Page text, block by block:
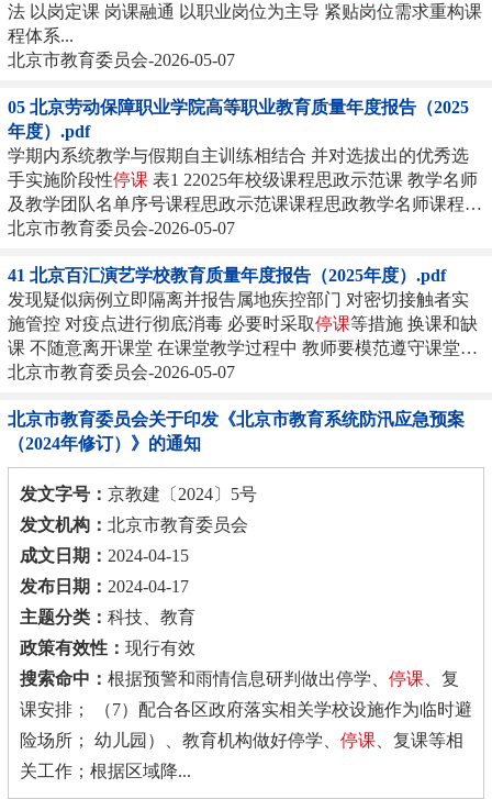
法 以岗定课 岗课融通 以职业岗位为主导 紧贴岗位需求重构课
程体系...
北京市教育委员会-2026-05-07
05 北京劳动保障职业学院高等职业教育质量年度报告（2025
年度）.pdf
学期内系统教学与假期自主训练相结合 并对选拔出的优秀选
手实施阶段性停课 表1 22025年校级课程思政示范课 教学名师
及教学团队名单序号课程思政示范课课程思政教学名师课程思
政教学团队...
北京市教育委员会-2026-05-07
41 北京百汇演艺学校教育质量年度报告（2025年度）.pdf
发现疑似病例立即隔离并报告属地疾控部门 对密切接触者实
施管控 对疫点进行彻底消毒 必要时采取停课等措施 换课和缺
课 不随意离开课堂 在课堂教学过程中 教师要模范遵守课堂规
范...
北京市教育委员会-2026-05-07
北京市教育委员会关于印发《北京市教育系统防汛应急预案
（2024年修订）》的通知
发文字号： 京教建〔2024〕5号
发文机构： 北京市教育委员会
成文日期： 2024-04-15
发布日期： 2024-04-17
主题分类： 科技、教育
政策有效性： 现行有效
搜索命中： 根据预警和雨情信息研判做出停学、 停课 、复
课安排； （7）配合各区政府落实相关学校设施作为临时避
险场所； 幼儿园）、教育机构做好停学、 停课 、复课等相
关工作；根据区域降...